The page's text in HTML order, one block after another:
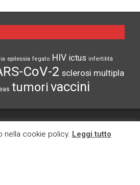
epilessia fegato HIV ictus infertilità
CoV-2 sclerosi multipla
tumorivaccini
CI TROVI ANCHE SU
nella cookie policy. Leggi tutto